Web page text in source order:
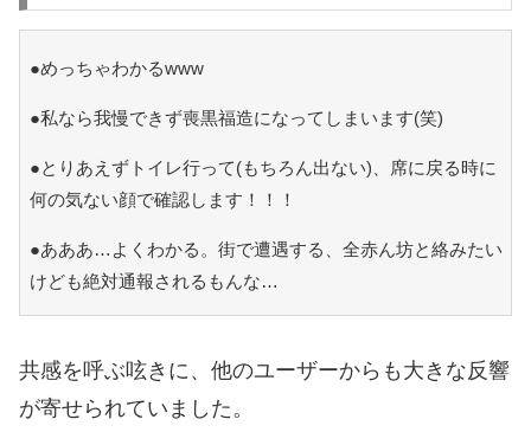
●めっちゃわかるwww
●私なら我慢できず喪黒福造になってしまいます(笑)
●とりあえずトイレ行って(もちろん出ない)、席に戻る時に
何の気ない顔で確認します！！！
●あああ…よくわかる。街で遭遇する、全赤ん坊と絡みたい
けども絶対通報されるもんな…
共感を呼ぶ呟きに、他のユーザーからも大きな反響
が寄せられていました。